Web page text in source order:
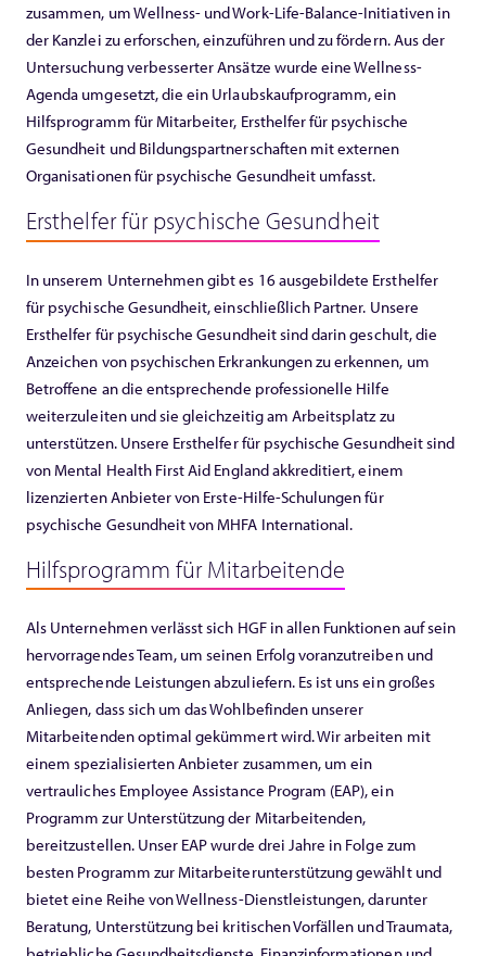
zusammen, um Wellness- und Work-Life-Balance-Initiativen in
der Kanzlei zu erforschen, einzuführen und zu fördern. Aus der
Untersuchung verbesserter Ansätze wurde eine Wellness-
Agenda umgesetzt, die ein Urlaubskaufprogramm, ein
Hilfsprogramm für Mitarbeiter, Ersthelfer für psychische
Gesundheit und Bildungspartnerschaften mit externen
Organisationen für psychische Gesundheit umfasst.
Ersthelfer für psychische Gesundheit
In unserem Unternehmen gibt es 16 ausgebildete Ersthelfer
für psychische Gesundheit, einschließlich Partner. Unsere
Ersthelfer für psychische Gesundheit sind darin geschult, die
Anzeichen von psychischen Erkrankungen zu erkennen, um
Betroffene an die entsprechende professionelle Hilfe
weiterzuleiten und sie gleichzeitig am Arbeitsplatz zu
unterstützen. Unsere Ersthelfer für psychische Gesundheit sind
von Mental Health First Aid England akkreditiert, einem
lizenzierten Anbieter von Erste-Hilfe-Schulungen für
psychische Gesundheit von MHFA International.
Hilfsprogramm für Mitarbeitende
Als Unternehmen verlässt sich HGF in allen Funktionen auf sein
hervorragendes Team, um seinen Erfolg voranzutreiben und
entsprechende Leistungen abzuliefern. Es ist uns ein großes
Anliegen, dass sich um das Wohlbefinden unserer
Mitarbeitenden optimal gekümmert wird. Wir arbeiten mit
einem spezialisierten Anbieter zusammen, um ein
vertrauliches Employee Assistance Program (EAP), ein
Programm zur Unterstützung der Mitarbeitenden,
bereitzustellen. Unser EAP wurde drei Jahre in Folge zum
besten Programm zur Mitarbeiterunterstützung gewählt und
bietet eine Reihe von Wellness-Dienstleistungen, darunter
Beratung, Unterstützung bei kritischen Vorfällen und Traumata,